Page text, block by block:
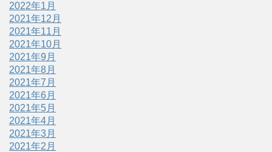
2022年1月
2021年12月
2021年11月
2021年10月
2021年9月
2021年8月
2021年7月
2021年6月
2021年5月
2021年4月
2021年3月
2021年2月